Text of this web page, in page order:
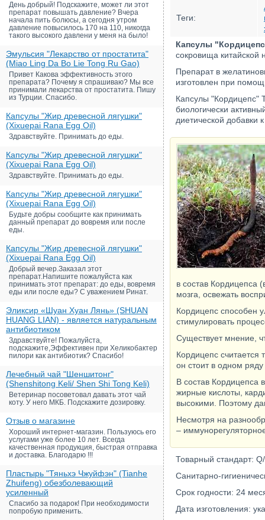
День добрый! Подскажите, может ли этот
препарат повышать давление? Вчера
начала пить болюсы, а сегодня утром
давление повысилось 170 на 110, никогда
такого высокого давлени у меня на было!
Эмульсия "Лекарство от простатита"
(Miao Ling Da Bo Lie Tong Ru Gao)
Привет Какова эффективность этого
препарата? Почему я спрашиваю? Мы все
принимали лекарства от простатита. Пишу
из Турции. Спасибо.
Капсулы "Жир древесной лягушки"
(Xixuepai Rana Egg Oil)
Здравствуйте. Принимать до еды.
Капсулы "Жир древесной лягушки"
(Xixuepai Rana Egg Oil)
Здравствуйте. Принимать до еды.
Капсулы "Жир древесной лягушки"
(Xixuepai Rana Egg Oil)
Будьте добры сообщите как принимать
данный препарат до вовремя или после
еды.
Капсулы "Жир древесной лягушки"
(Xixuepai Rana Egg Oil)
Добрый вечер.Заказал этот
препарат.Напишите пожалуйста как
принимать этот препарат: до еды, вовремя
еды или после еды? С уважением Ринат.
Эликсир «Шуан Хуан Лянь» (SHUAN
HUANG LIAN) - является натуральным
антибиотиком
Здравствуйте! Пожалуйста,
подскажите,Эффективен при Хеликобактер
пилори как антибиотик? Спасибо!
Лечебный чай "Шеншитонг"
(Shenshitong Keli/ Shen Shi Tong Keli)
Ветеринар посоветовал давать этот чай
коту. У него МКБ. Подскажите дозировку.
Отзыв о магазине
Хороший интернет-магазин. Пользуюсь его
услугами уже более 10 лет. Всегда
качественная продукция, быстрая отправка
и доставка. Благодарю !!!
Пластырь "Тяньхэ Чжуйфэн" (Tianhe
Zhuifeng) обезболевающий
усиленный
Спасибо за подарок! При необходимости
попробую применить.
Теги:
Капсулы
сокровища китайской
Препарат в
изготовлен при
Капсулы "Кордицепс"
биологически
диетической добавки
в состав Кордицепса
мозга, освежать
Кордицепс способен
стимулировать
Существует мнение,
Кордицепс считается
он стоит в одном
В состав
жирные кислоты,
высокими. Поэтому
Несмотря на
–
Товарный стандарт:
Санитарно-
Срок годности: 24
Дата изготовления: